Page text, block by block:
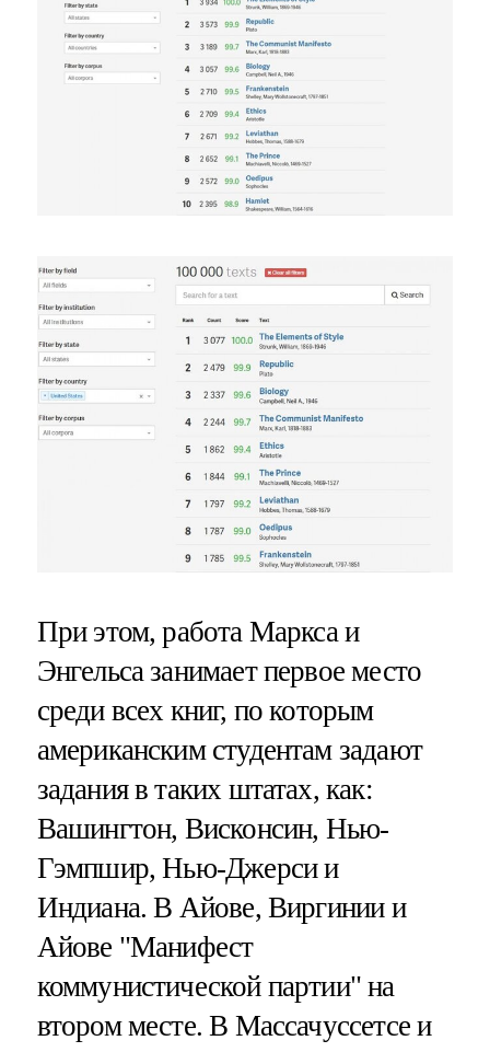
При этом, работа Маркса и
Энгельса занимает первое место
среди всех книг, по которым
американским студентам задают
задания в таких штатах, как:
Вашингтон, Висконсин, Нью-
Гэмпшир, Нью-Джерси и
Индиана. В Айове, Виргинии и
Айове "Манифест
коммунистической партии" на
втором месте. В Массачуссетсе и